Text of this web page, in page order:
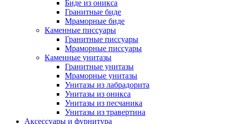
Биде из оникса
Гранитные биде
Мраморные биде
Каменные писсуары
Гранитные писсуары
Мраморные писсуары
Каменные унитазы
Гранитные унитазы
Мраморные унитазы
Унитазы из лабрадорита
Унитазы из оникса
Унитазы из песчаника
Унитазы из травертина
Аксессуары и фурнитура